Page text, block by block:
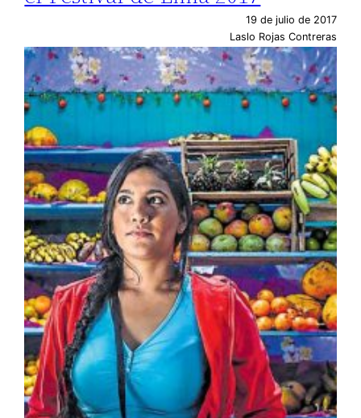
19 de julio de 2017
Laslo Rojas Contreras